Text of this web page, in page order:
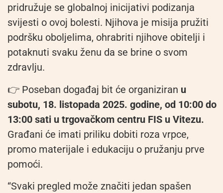
pridružuje se globalnoj inicijativi podizanja
svijesti o ovoj bolesti. Njihova je misija pružiti
podršku oboljelima, ohrabriti njihove obitelji i
potaknuti svaku ženu da se brine o svom
zdravlju.
👉 Poseban događaj bit će organiziran u
subotu, 18. listopada 2025. godine, od 10:00 do
13:00 sati u trgovačkom centru FIS u Vitezu.
Građani će imati priliku dobiti roza vrpce,
promo materijale i edukaciju o pružanju prve
pomoći.
“Svaki pregled može značiti jedan spašen